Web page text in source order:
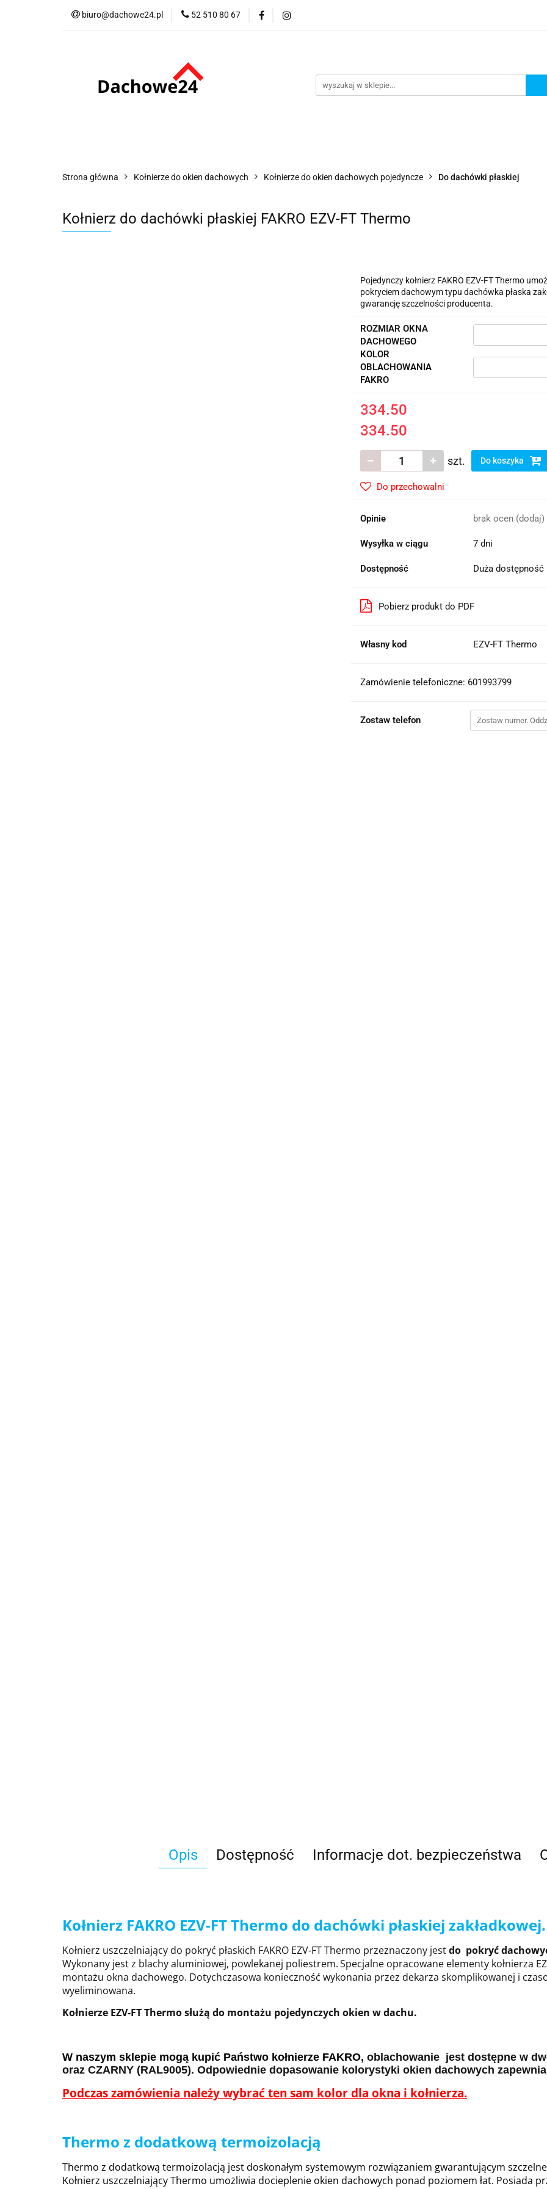
biuro@dachowe24.pl 52 510 80 67
Promocje Kontakt Bestsellery Odbiór osobisty Usługa montażu Blog Odbiór osobisty
Okna Rolety
Akcesoria
Strona główna Kołnierze do okien dachowych Kołnierze do okien dachowych pojedyncze Do dachówki płaskiej
Kołnierz do dachówki płaskiej FAKRO EZV-FT Thermo
Pojedynczy kołnierz FAKRO EZV-FT Thermo
pokryciem dachowym typu dachówka płaska
gwarancję szczelności producenta.
ROZMIAR OKNA
DACHOWEGO
KOLOR
OBLACHOWANIA
FAKRO
334.50
334.50
szt. Do koszyka
Do przechowalni
Opinie brak ocen (dodaj)
Wysyłka w ciągu 7 dni
Dostępność Duża dostępność
Pobierz produkt do PDF
Własny kod EZV-FT Thermo
Zamówienie telefoniczne: 601993799
Zostaw telefon
Opis Dostępność Informacje dot. bezpieczeństwa
Kołnierz FAKRO EZV-FT Thermo do dachówki płaskiej zakładkowej.
Kołnierz uszczelniający do pokryć płaskich FAKRO EZV-FT Thermo przeznaczony jestdo pokryć
Wykonany jest z blachy aluminiowej, powlekanej poliestrem.Specjalne opracowane elementy kołnierza
montażu okna dachowego. Dotychczasowa konieczność wykonania przez dekarza skomplikowanej i
wyeliminowana.
Kołnierze EZV-FT Thermo służą do montażu pojedynczych okien w dachu.
W naszym sklepie mogą kupić Państwo kołnierze FAKRO, oblachowanie jest dostępne w
oraz CZARNY (RAL9005). Odpowiednie dopasowanie kolorystyki okien dachowych
Podczas zamówienia należy wybrać ten sam kolor dla okna i kołnierza.
Thermo z dodatkową termoizolacją
Thermo z dodatkową termoizolacją jest doskonałym systemowym rozwiązaniem gwarantującym szczelne
Kołnierz uszczelniający Thermo umożliwia docieplenie okien dachowych ponad poziomem łat. Posiada